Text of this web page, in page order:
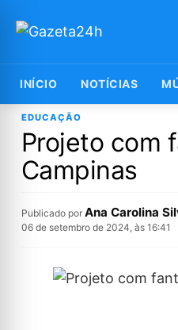
INÍCIO NOTÍCIAS
EDUCAÇÃO
Projeto com
Campinas
Publicado por Ana Carolina
06 de setembro de 2024, às 16:41